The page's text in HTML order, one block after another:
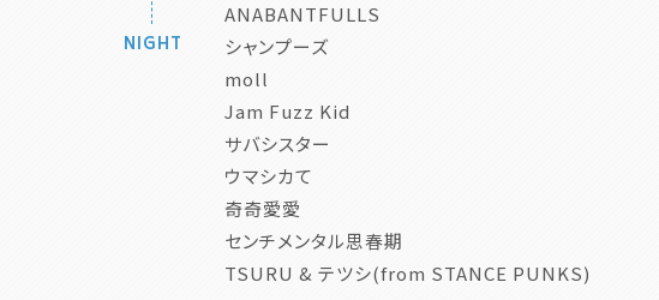
NIGHT
ANABANTFULLS
シャンプーズ
moll
Jam Fuzz Kid
サバシスター
ウマシカて
奇奇愛愛
センチメンタル思春期
TSURU & テツシ(from STANCE PUNKS)